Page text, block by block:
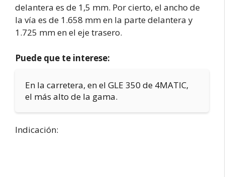
delantera es de 1,5 mm. Por cierto, el ancho de
la vía es de 1.658 mm en la parte delantera y
1.725 mm en el eje trasero.
Puede que te interese:
En la carretera, en el GLE 350 de 4MATIC,
el más alto de la gama.
Indicación: